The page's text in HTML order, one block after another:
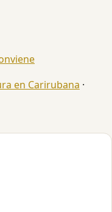
en Carirubana ·